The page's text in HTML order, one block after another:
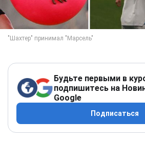
Будьте первыми в
подпишитесь на
Google
Подписаться